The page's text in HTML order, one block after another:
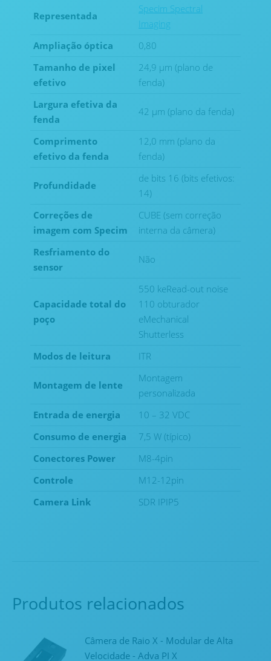
Representada
Specim Spectral
Imaging
Ampliação óptica
0,80
Tamanho de pixel
efetivo
24,9 μm (plano de
fenda)
Largura efetiva da
fenda
42 μm (plano da fenda)
Comprimento
efetivo da fenda
12,0 mm (plano da
fenda)
Profundidade
de bits 16 (bits efetivos:
14)
Correções de
imagem com Specim
CUBE (sem correção
interna da câmera)
Resfriamento do
sensor
Não
Capacidade total do
poço
550 keRead-out noise
110 obturador
eMechanical
Shutterless
Modos de leitura
ITR
Montagem de lente
Montagem
personalizada
Entrada de energia
10 – 32 VDC
Consumo de energia
7,5 W (típico)
Conectores Power
M8-4pin
Controle
M12-12pin
Camera Link
SDR IPIP5
Produtos relacionados
Câmera de Raio X - Modular de Alta
Velocidade - Adva PI X